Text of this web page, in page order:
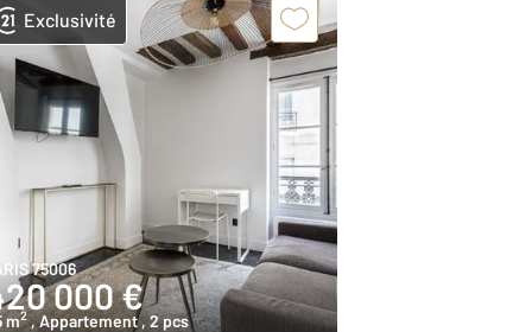
Exclusivité
75006
000 €
m2 , Appartement, 2 pcs